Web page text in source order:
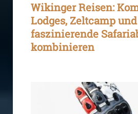
Wikinger Reisen:
Lodges, Zeltcamp und
faszinierende
kombinieren